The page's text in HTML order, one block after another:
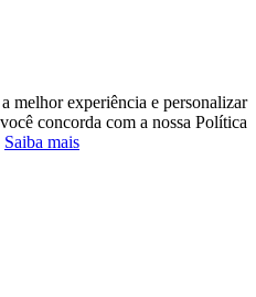
melhor experiência e personalizar
concorda com a nossa Política
Saiba mais